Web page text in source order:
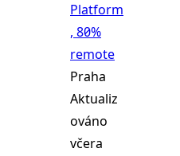
Platform
, 80%
remote
Praha
Aktualiz
ováno
včera